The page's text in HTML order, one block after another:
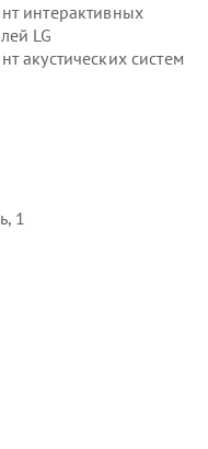
интерактивных
LG
акустических систем
вертикальных
1